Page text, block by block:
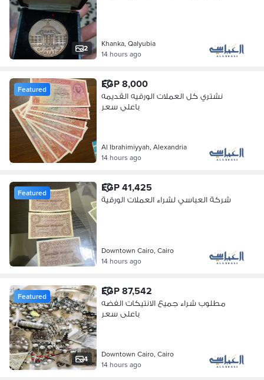
2
Khanka, Qalyubia
14 hours ago
Featured EGP 8,000
نشتري كل العملات الورقيه القديمه
باعلي سعر
Al Ibrahimiyyah, Alexandria
14 hours ago
Featured EGP 41,425
شركة العباسي لشراء العملات الورقية
Downtown Cairo, Cairo
14 hours ago
4
Featured EGP 87,542
مطلوب شراء جميع الانتيكات الفضه
باعلى سعر
Downtown Cairo, Cairo
14 hours ago